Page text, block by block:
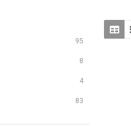
95
8
4
83